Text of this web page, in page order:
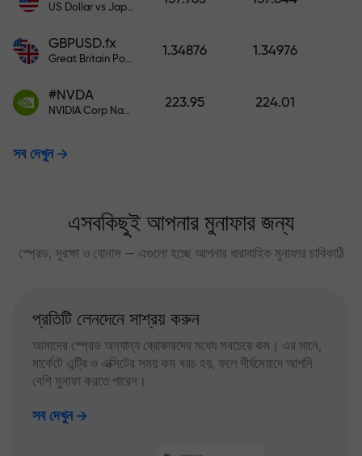
US Dollar vs Japanese Yen
GBPUSD.fx
Great Britain Pound vs US Dollar
1.34876 1.34976
#NVDA
NVIDIA Corp Nasdaq Stock Exchange (Nasdaq) USD
223.95 224.01
সব দেখুন
এসবকিছুই আপনার মুনাফার জন্য
স্প্রেড, সুরক্ষা ও বোনাস — এগুলো হচ্ছে আপনার ধারাবাহিক মুনাফার চাবিকাঠি
প্রতিটি লেনদেনে সাশ্রয় করুন
আমাদের স্প্রেড অন্যান্য ব্রোকারদের মধ্যে সবচেয়ে কম। এর মানে,
মার্কেটে এন্ট্রি ও এক্সিটের সময় কম খরচ হয়, ফলে দীর্ঘমেয়াদে আপনি
বেশি মুনাফা করতে পারেন।
সব দেখুন